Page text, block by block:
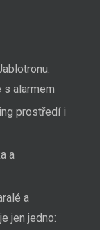
s alarmem
prostředí i
a
a
jen jedno: